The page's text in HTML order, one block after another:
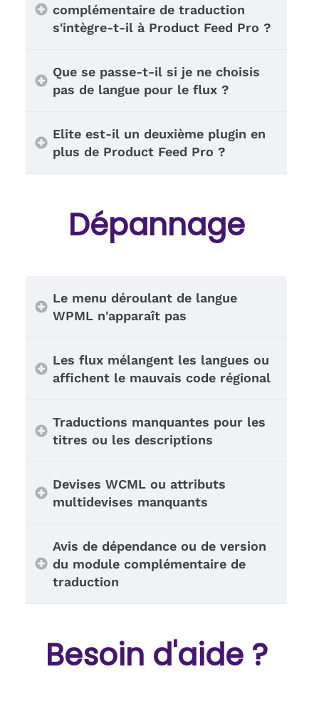
complémentaire de traduction
s'intègre-t-il à Product Feed Pro ?
Que se passe-t-il si je ne choisis
pas de langue pour le flux ?
Elite est-il un deuxième plugin en
plus de Product Feed Pro ?
Dépannage
Le menu déroulant de langue
WPML n'apparaît pas
Les flux mélangent les langues ou
affichent le mauvais code régional
Traductions manquantes pour les
titres ou les descriptions
Devises WCML ou attributs
multidevises manquants
Avis de dépendance ou de version
du module complémentaire de
traduction
Besoin d'aide ?